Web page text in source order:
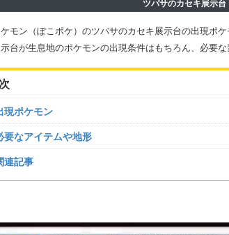
ツバサのカセキ展示台
モン（ぽこポケ）のツバサのカセキ展示台の出現ポ
台が生息地のポケモンの出現条件はもちろん、必要
現ポケモン
要なアイテムや地形
連記事